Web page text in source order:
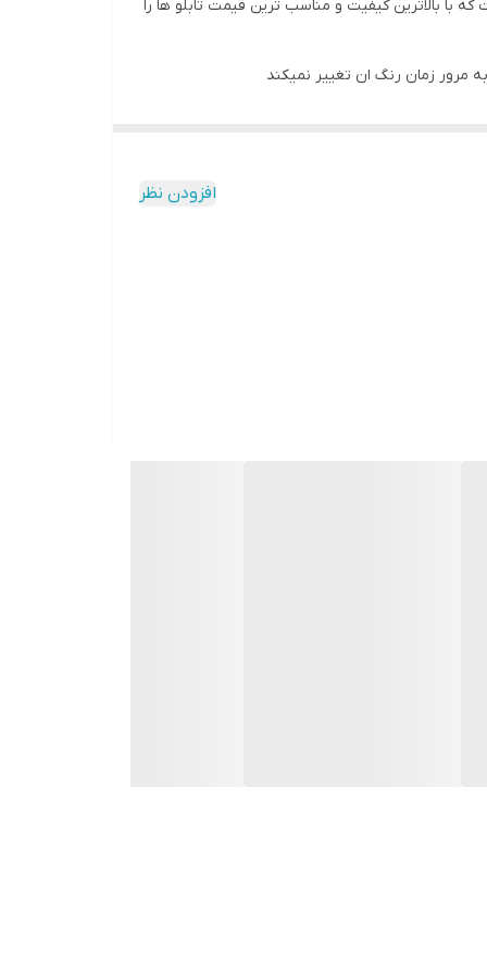
بالاترین کیفیت و مناسب ترین قیمت تابلو ها را
مرور زمان رنگ ان تغییر نمیکند
افزودن نظر